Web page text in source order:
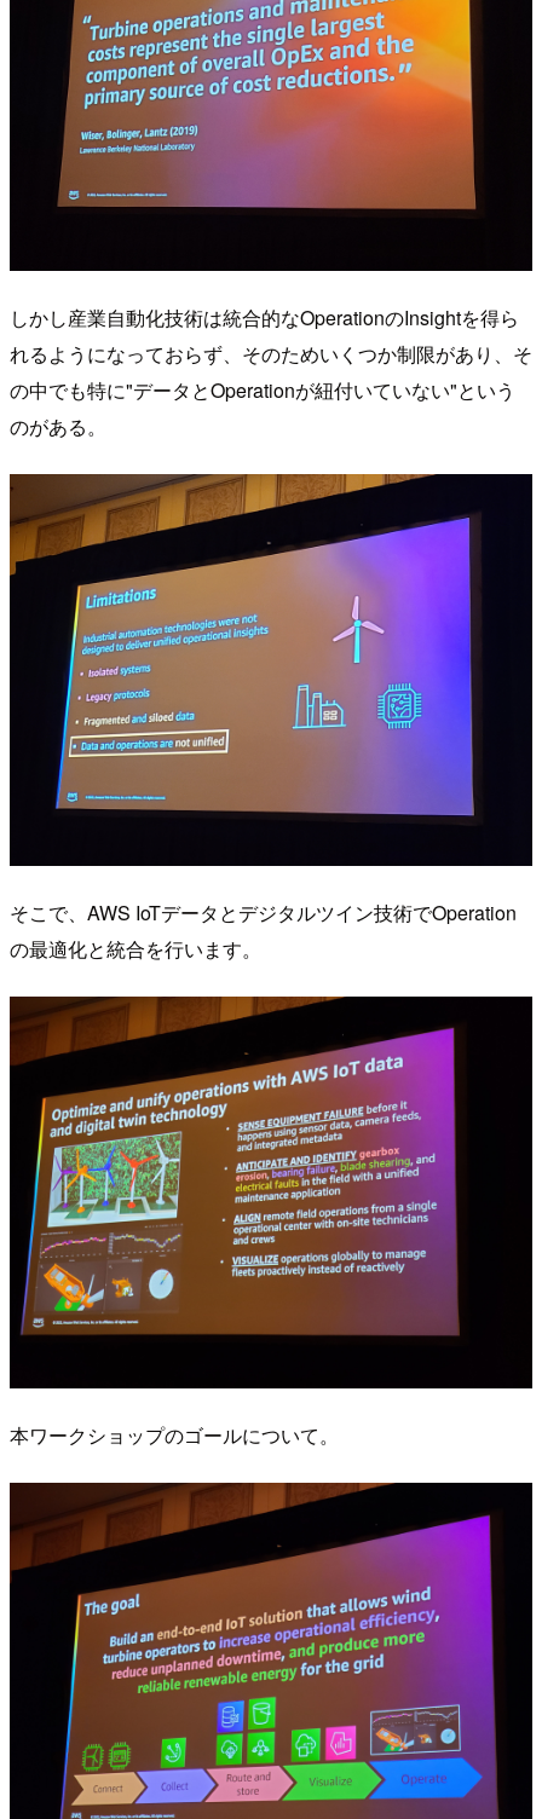
しかし産業自動化技術は統合的なOperationのInsightを得ら
れるようになっておらず、そのためいくつか制限があり、そ
の中でも特に"データとOperationが紐付いていない"という
のがある。
そこで、AWS IoTデータとデジタルツイン技術でOperation
の最適化と統合を行います。
本ワークショップのゴールについて。